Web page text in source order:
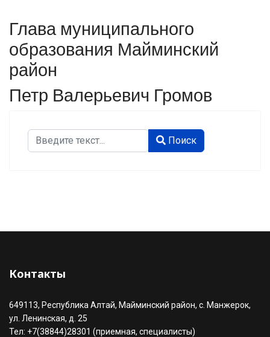
Глава муниципального
образования Майминский
район
Петр Валерьевич Громов
Поиск
Поиск
Контакты
649113, Республика Алтай, Майминский район, с. Манжерок,
ул. Ленинская, д. 25
Тел: +7(38844)28301 (приемная, специалисты)